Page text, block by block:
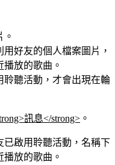
好友的個人檔案圖片，
放的歌曲。
聆聽活動，才會出現在輪
訊息</strong> 。
已啟用聆聽活動，名稱下
放的歌曲。